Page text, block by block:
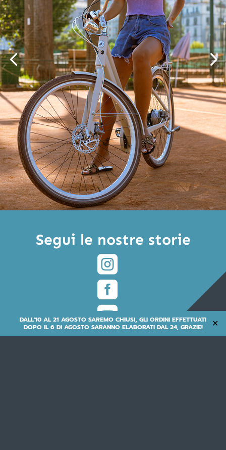
DALL'10 AL 21 AGOSTO SAREMO CHIUSI, GLI ORDINI EFFETTUATI
DOPO IL 6 DI AGOSTO SARANNO ELABORATI DAL 24, GRAZIE!
✕
Segui le nostre storie


